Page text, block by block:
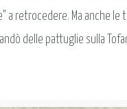
a retrocedere. Ma anche
delle pattuglie sulla